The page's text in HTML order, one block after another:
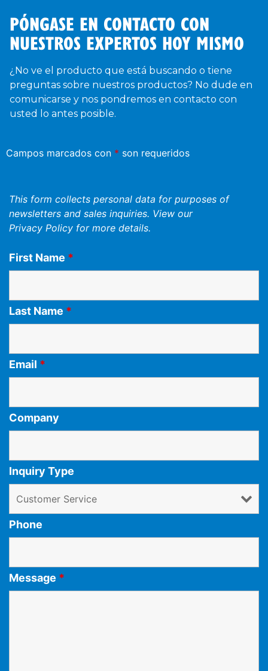
PÓNGASE EN CONTACTO CON
NUESTROS EXPERTOS HOY MISMO
¿No ve el producto que está buscando o tiene
preguntas sobre nuestros productos? No dude en
comunicarse y nos pondremos en contacto con
usted lo antes posible.
Campos marcados con * son requeridos
This form collects personal data for purposes of
newsletters and sales inquiries. View our
Privacy Policy for more details.
First Name *
Last Name *
Email *
Company
Inquiry Type
Phone
Message *